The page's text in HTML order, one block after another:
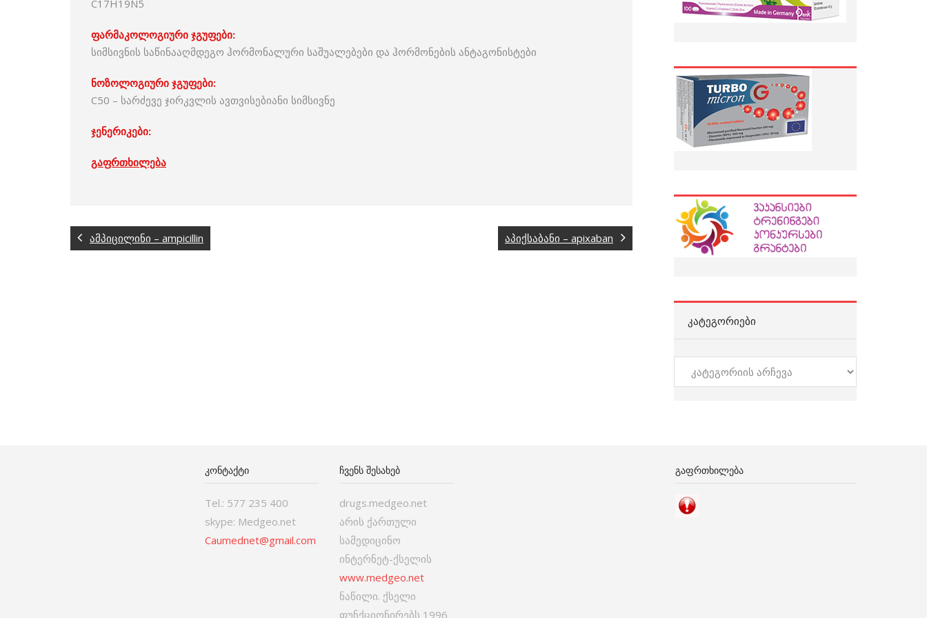
C17H19N5
ფარმაკოლოგიური ჯგუფები:
სიმსივნის საწინააღმდეგო ჰორმონალური საშუალებები და ჰორმონების ანტაგონისტები
ნოზოლოგიური ჯგუფები:
C50 – სარძევე ჯირკვლის ავთვისებიანი სიმსივნე
ჯენერიკები:
გაფრთხილება
ამპიცილინი – ampicillin აპიქსაბანი – apixaban
ᲙᲐᲢᲔᲒᲝᲠᲘᲔᲑᲘ
კატეგორიები
ᲙᲝᲜᲢᲐᲥᲢᲘ
Tel.: 577 235 400
skype: Medgeo.net
Caumednet@gmail.com
ᲩᲕᲔᲜᲡ ᲨᲔᲡᲐᲮᲔᲑ
drugs.medgeo.net
არის ქართული
სამედიცინო
ინტერნეტ-ქსელის
www.medgeo.net
ნაწილი. ქსელი
ფუნქციონირებს 1996
ᲒᲐᲤᲠᲗᲮᲘᲚᲔᲑᲐ